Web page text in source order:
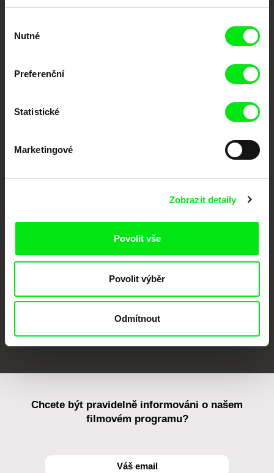
souhlasu
Nutné
Preferenční
Statistické
Marketingové
Zobrazit detaily
Povolit vše
Povolit výběr
Odmítnout
každý týden
posouvat hranice dokumentárního filmu, propagovat jeho rozmanitost a
Against Gravity
Chcete být pravidelně informováni o našem
filmovém programu?